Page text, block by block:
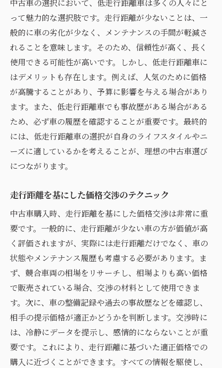
中古車の選択において、低走行距離車は多くの人々にと
って魅力的な選択肢です。走行距離が少ないことは、一
般的に車の劣化が少なく、メンテナンスの手間が軽減さ
れることを意味します。そのため、信頼性が高く、長く
使用できる可能性が高いです。しかし、低走行距離車に
はデメリットも存在します。例えば、人気のために価格
が高騰することがあり、予算に影響を与える場合があり
ます。また、低走行距離車でも事故歴がある場合がある
ため、必ず車の履歴を確認することが重要です。最終的
には、低走行距離車の選択が自身のライフスタイルやニ
ーズに適しているかを考えることが、理想の中古車選び
につながります。
走行距離を基にした価格交渉のテクニック
中古車購入時、走行距離を基にした価格交渉は非常に重
要です。一般的に、走行距離が少ない車の方が価値が高
く評価されますが、実際には走行距離だけでなく、車の
状態やメンテナンス履歴も考慮する必要があります。ま
ず、競合車両の相場をリサーチし、相場よりも高い価格
で販売されている場合、交渉の材料として使用できま
す。次に、車の整備記録や過去の事故歴などを確認し、
相手の提示価格が適正かどうかを判断します。交渉時に
は、冷静にデータを提示し、感情的にならないことが重
要です。これにより、走行距離に基づいた適正価格での
購入に近づくことができます。すべての情報を駆使し、